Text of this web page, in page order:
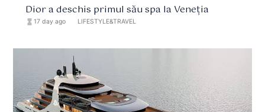
Dior a deschis primul său spa la Veneția
hourglass_full 17 day ago LIFESTYLE&TRAVEL